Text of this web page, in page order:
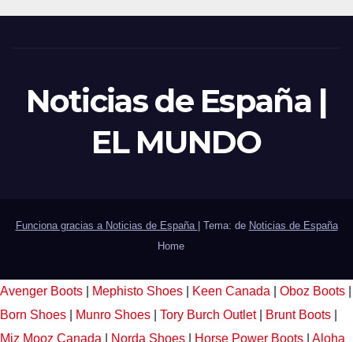
Noticias de España |
EL MUNDO
Funciona gracias a Noticias de España Tema: de Noticias de España
Home
Avenger Boots Mephisto Shoes Keen Canada Oboz Boots
Born Shoes
Munro Shoes Tory Burch Outlet Brunt Boots
Miz Mooz Canada
Norda Shoes Horse Power Boots Aloha